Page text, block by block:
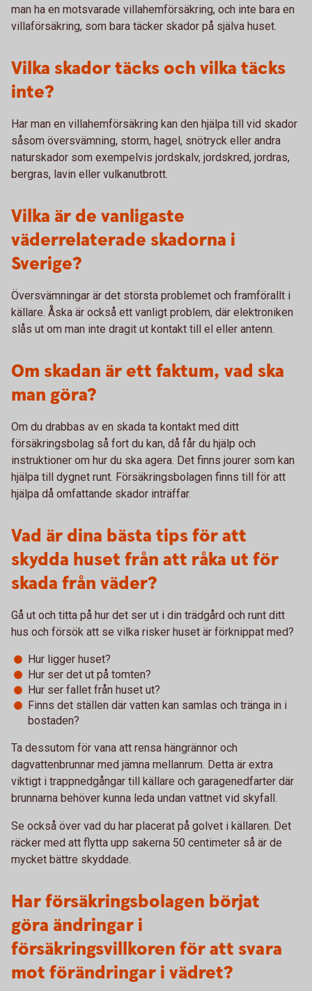
man ha en motsvarade villahemförsäkring, och inte bara en
villaförsäkring, som bara täcker skador på själva huset.
Vilka skador täcks och vilka täcks
inte?
Har man en villahemförsäkring kan den hjälpa till vid skador
såsom översvämning, storm, hagel, snötryck eller andra
naturskador som exempelvis jordskalv, jordskred, jordras,
bergras, lavin eller vulkanutbrott.
Vilka är de vanligaste
väderrelaterade skadorna i
Sverige?
Översvämningar är det största problemet och framförallt i
källare. Åska är också ett vanligt problem, där elektroniken
slås ut om man inte dragit ut kontakt till el eller antenn.
Om skadan är ett faktum, vad ska
man göra?
Om du drabbas av en skada ta kontakt med ditt
försäkringsbolag så fort du kan, då får du hjälp och
instruktioner om hur du ska agera. Det finns jourer som kan
hjälpa till dygnet runt. Försäkringsbolagen finns till för att
hjälpa då omfattande skador inträffar.
Vad är dina bästa tips för att
skydda huset från att råka ut för
skada från väder?
Gå ut och titta på hur det ser ut i din trädgård och runt ditt
hus och försök att se vilka risker huset är förknippat med?
Hur ligger huset?
Hur ser det ut på tomten?
Hur ser fallet från huset ut?
Finns det ställen där vatten kan samlas och tränga in i
bostaden?
Ta dessutom för vana att rensa hängrännor och
dagvattenbrunnar med jämna mellanrum. Detta är extra
viktigt i trappnedgångar till källare och garagenedfarter där
brunnarna behöver kunna leda undan vattnet vid skyfall.
Se också över vad du har placerat på golvet i källaren. Det
räcker med att flytta upp sakerna 50 centimeter så är de
mycket bättre skyddade.
Har försäkringsbolagen börjat
göra ändringar i
försäkringsvillkoren för att svara
mot förändringar i vädret?